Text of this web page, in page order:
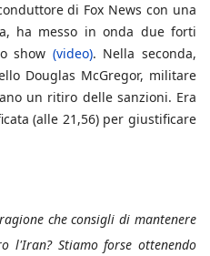
di Fox News con una
ha messo in onda due forti
show (video). Nella seconda,
Douglas McGregor, militare
un ritiro delle sanzioni. Era
(alle 21,56) per giustificare
che consigli di mantenere
l'Iran? Stiamo forse ottenendo